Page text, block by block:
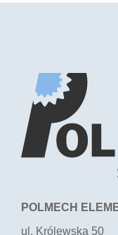
POLMECH
ul. Królewska 50